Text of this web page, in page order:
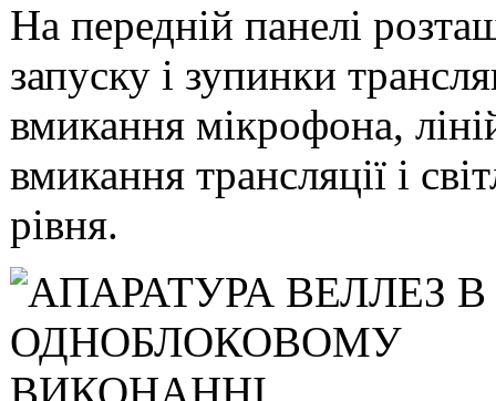
На передній панелі
запуску і зупинки
вмикання мікрофона,
вмикання трансляції і
рівня.